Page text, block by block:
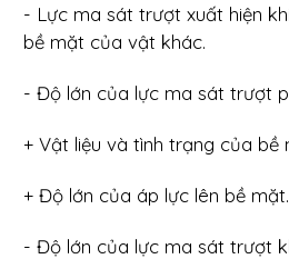
- Lực ma sát trượt xuất hiện
bề mặt của vật khác.
- Độ lớn của lực ma sát trượt
+ Vật liệu và tình trạng của bề
+ Độ lớn của áp lực lên bề mặt.
- Độ lớn của lực ma sát trượt